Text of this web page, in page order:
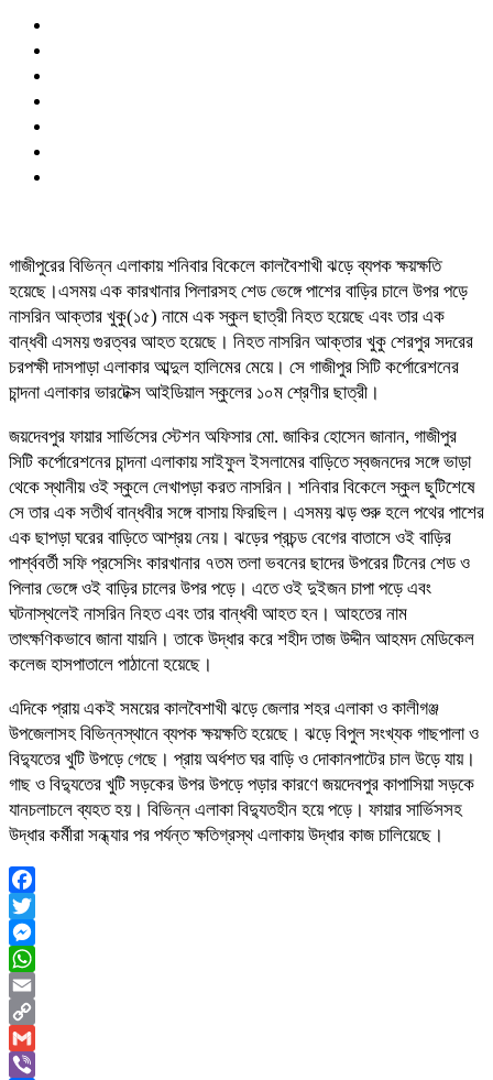
গাজীপুরের বিভিন্ন এলাকায় শনিবার বিকেলে কালবৈশাখী ঝড়ে ব্যপক ক্ষয়ক্ষতি
হয়েছে।এসময় এক কারখানার পিলারসহ শেড ভেঙ্গে পাশের বাড়ির চালে উপর পড়ে
নাসরিন আক্তার খুকু(১৫) নামে এক স্কুল ছাত্রী নিহত হয়েছে এবং তার এক
বান্ধবী এসময় গুরত্বর আহত হয়েছে। নিহত নাসরিন আক্তার খুকু শেরপুর সদরের
চরপক্ষী দাসপাড়া এলাকার আব্দুল হালিমের মেয়ে। সে গাজীপুর সিটি কর্পোরেশনের
চান্দনা এলাকার ভারটেক্স আইডিয়াল স্কুলের ১০ম শ্রেণীর ছাত্রী।
জয়দেবপুর ফায়ার সার্ভিসের স্টেশন অফিসার মো. জাকির হোসেন জানান, গাজীপুর
সিটি কর্পোরেশনের চান্দনা এলাকায় সাইফুল ইসলামের বাড়িতে স্বজনদের সঙ্গে ভাড়া
থেকে স্থানীয় ওই স্কুলে লেখাপড়া করত নাসরিন। শনিবার বিকেলে স্কুল ছুটিশেষে
সে তার এক সতীর্থ বান্ধবীর সঙ্গে বাসায় ফিরছিল। এসময় ঝড় শুরু হলে পথের পাশের
এক ছাপড়া ঘরের বাড়িতে আশ্রয় নেয়। ঝড়ের প্রচন্ড বেগের বাতাসে ওই বাড়ির
পার্শ্ববর্তী সফি প্রসেসিং কারখানার ৭তম তলা ভবনের ছাদের উপরের টিনের শেড ও
পিলার ভেঙ্গে ওই বাড়ির চালের উপর পড়ে। এতে ওই দুইজন চাপা পড়ে এবং
ঘটনাস্থলেই নাসরিন নিহত এবং তার বান্ধবী আহত হন। আহতের নাম
তাৎক্ষণিকভাবে জানা যায়নি। তাকে উদ্ধার করে শহীদ তাজ উদ্দীন আহমদ মেডিকেল
কলেজ হাসপাতালে পাঠানো হয়েছে।
এদিকে প্রায় একই সময়ের কালবৈশাখী ঝড়ে জেলার শহর এলাকা ও কালীগঞ্জ
উপজেলাসহ বিভিন্নস্থানে ব্যপক ক্ষয়ক্ষতি হয়েছে। ঝড়ে বিপুল সংখ্যক গাছপালা ও
বিদ্যুতের খুটি উপড়ে গেছে। প্রায় অর্ধশত ঘর বাড়ি ও দোকানপাটের চাল উড়ে যায়।
গাছ ও বিদ্যুতের খুটি সড়কের উপর উপড়ে পড়ার কারণে জয়দেবপুর কাপাসিয়া সড়কে
যানচলাচলে ব্যহত হয়। বিভিন্ন এলাকা বিদ্যুতহীন হয়ে পড়ে। ফায়ার সার্ভিসসহ
উদ্ধার কর্মীরা সন্ধ্যার পর পর্যন্ত ক্ষতিগ্রস্থ এলাকায় উদ্ধার কাজ চালিয়েছে।
Facebook
Twitter
Messenger
WhatsApp
Email
Copy
Link
Gmail